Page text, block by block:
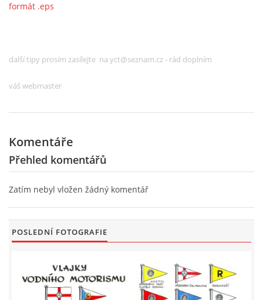
formát .eps
další tipy prosím zasílejte na yct@seznam.cz - rád doplním
váš webmaster
Komentáře
Přehled komentářů
Zatím nebyl vložen žádný komentář
POSLEDNÍ FOTOGRAFIE